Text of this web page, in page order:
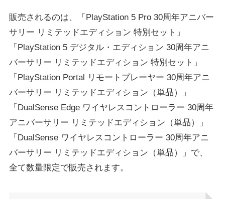
販売されるのは、「PlayStation 5 Pro 30周年アニバー
サリー リミテッドエディション 特別セット」
「PlayStation 5 デジタル・エディション 30周年アニ
バーサリー リミテッドエディション 特別セット」
「PlayStation Portal リモートプレーヤー 30周年アニ
バーサリー リミテッドエディション（単品）」
「DualSense Edge ワイヤレスコントローラー 30周年
アニバーサリー リミテッドエディション（単品）」
「DualSense ワイヤレスコントローラー 30周年アニ
バーサリー リミテッドエディション（単品）」で、
全て数量限定で販売されます。